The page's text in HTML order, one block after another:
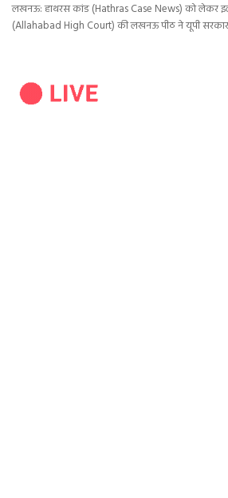
लखनऊ: हाथरस कांड (Hathras Case News) को लेकर
(Allahabad High Court) की लखनऊ पीठ ने यूपी